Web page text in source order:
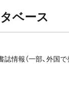
ベース
情報（一部、外国